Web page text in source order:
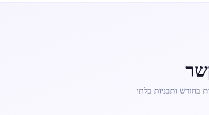
מקבלים סרטון אחד של 60 דקות עם תקצירים אוטומטיים. שדרג כשאתה צריך 1,200 דקות בחודש ותבניות בלתי